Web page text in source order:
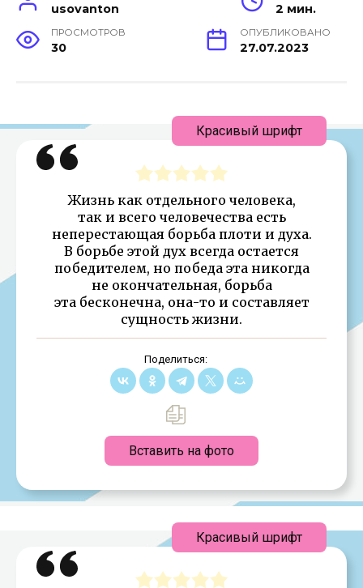
usovanton 2 мин.
ПРОСМОТРОВ
30
ОПУБЛИКОВАНО
27.07.2023
Жизнь как отдельного человека,
так и всего человечества есть
неперестающая борьба плоти и духа.
В борьбе этой дух всегда остается
победителем, но победа эта никогда
не окончательная, борьба
эта бесконечна, она-то и составляет
сущность жизни.
Поделиться:
Вставить на фото
Красивый шрифт
Красивый шрифт